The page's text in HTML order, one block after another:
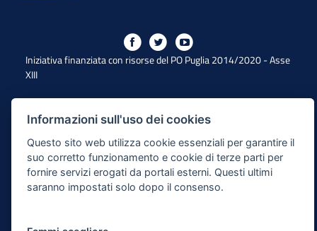
Iniziativa finanziata con risorse del PO Puglia 2014/2020 - Asse
XIII
Dichiarazione di Accessibilità
Note Legali
Cookie e Privacy
Mappa del sito
Informazioni sull'uso dei cookies
Questo sito web utilizza cookie essenziali per garantire il
suo corretto funzionamento e cookie di terze parti per
fornire servizi erogati da portali esterni. Questi ultimi
saranno impostati solo dopo il consenso.